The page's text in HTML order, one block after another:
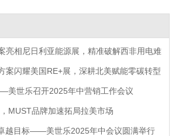
亮相尼日利亚能源展，精准破解西非用电难
案闪耀美国RE+展，深耕北美赋能零碳转型
美世乐召开2025年中营销工作会议
MUST品牌加速拓局拉美市场
越目标——美世乐2025年中会议圆满举行